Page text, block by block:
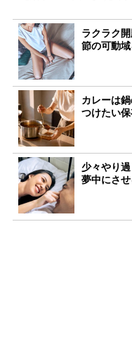
ラクラク
節の可動
カレーは
つけたい
少々やり
夢中にさせ